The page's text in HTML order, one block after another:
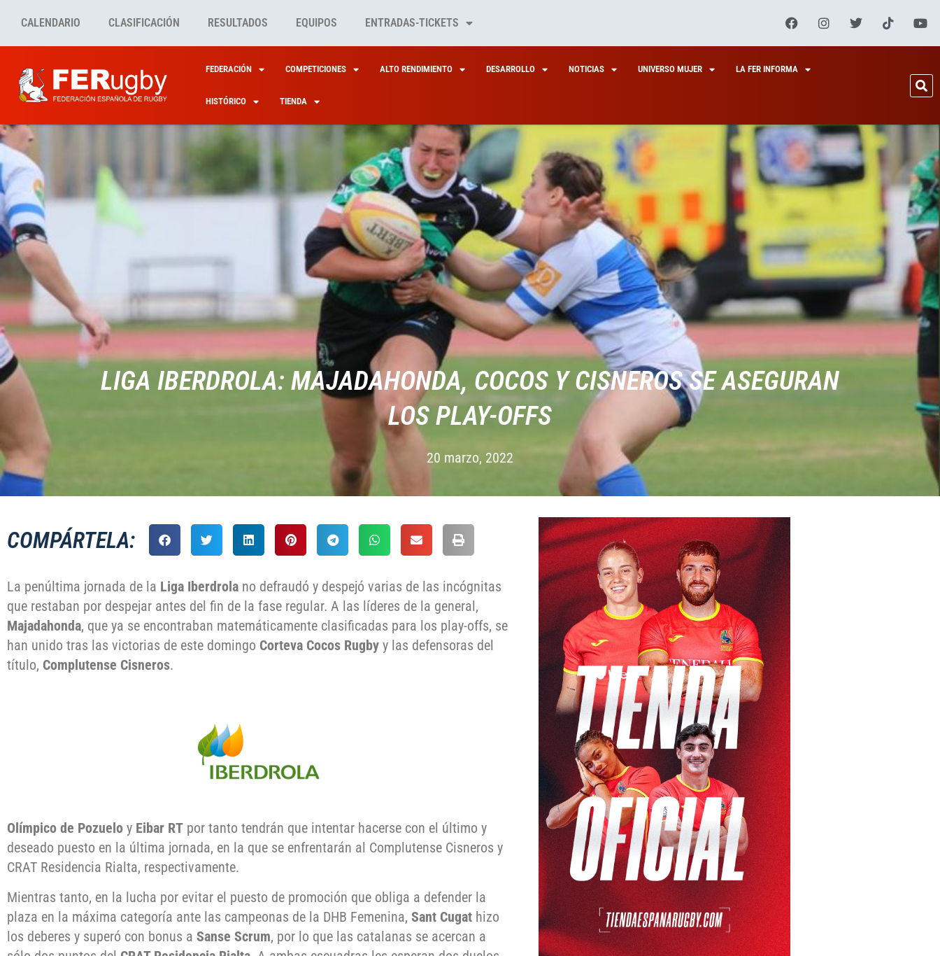
CALENDARIO CLASIFICACIÓN RESULTADOS EQUIPOS ENTRADAS-TICKETS
FEDERACIÓN COMPETICIONES ALTO RENDIMIENTO DESARROLLO NOTICIAS UNIVERSO MUJER LA FER INFORMA
HISTÓRICO TIENDA
LIGA IBERDROLA: MAJADAHONDA, COCOS Y CISNEROS SE ASEGURAN
LOS PLAY-OFFS
20 marzo, 2022
COMPÁRTELA:
La penúltima jornada de la Liga Iberdrola no defraudó y despejó varias de las incógnitas
que restaban por despejar antes del fin de la fase regular. A las líderes de la general,
Majadahonda, que ya se encontraban matemáticamente clasificadas para los play-offs, se
han unido tras las victorias de este domingo Corteva Cocos Rugby y las defensoras del
título, Complutense Cisneros.
Olímpico de Pozuelo y Eibar RT por tanto tendrán que intentar hacerse con el último y
deseado puesto en la última jornada, en la que se enfrentarán al Complutense Cisneros y
CRAT Residencia Rialta, respectivamente.
Mientras tanto, en la lucha por evitar el puesto de promoción que obliga a defender la
plaza en la máxima categoría ante las campeonas de la DHB Femenina, Sant Cugat hizo
los deberes y superó con bonus a Sanse Scrum, por lo que las catalanas se acercan a